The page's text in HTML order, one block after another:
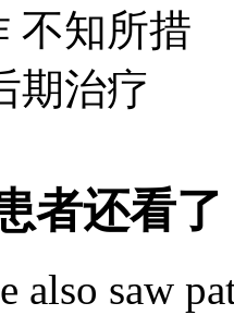
不知所措
期治疗
者还看了
also saw